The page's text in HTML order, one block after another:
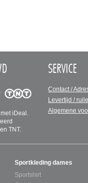
iDeal.
TNT.
SERVICE
Contact /
Levertijd /
Algemene
Sportkleding dames
Sportshirt